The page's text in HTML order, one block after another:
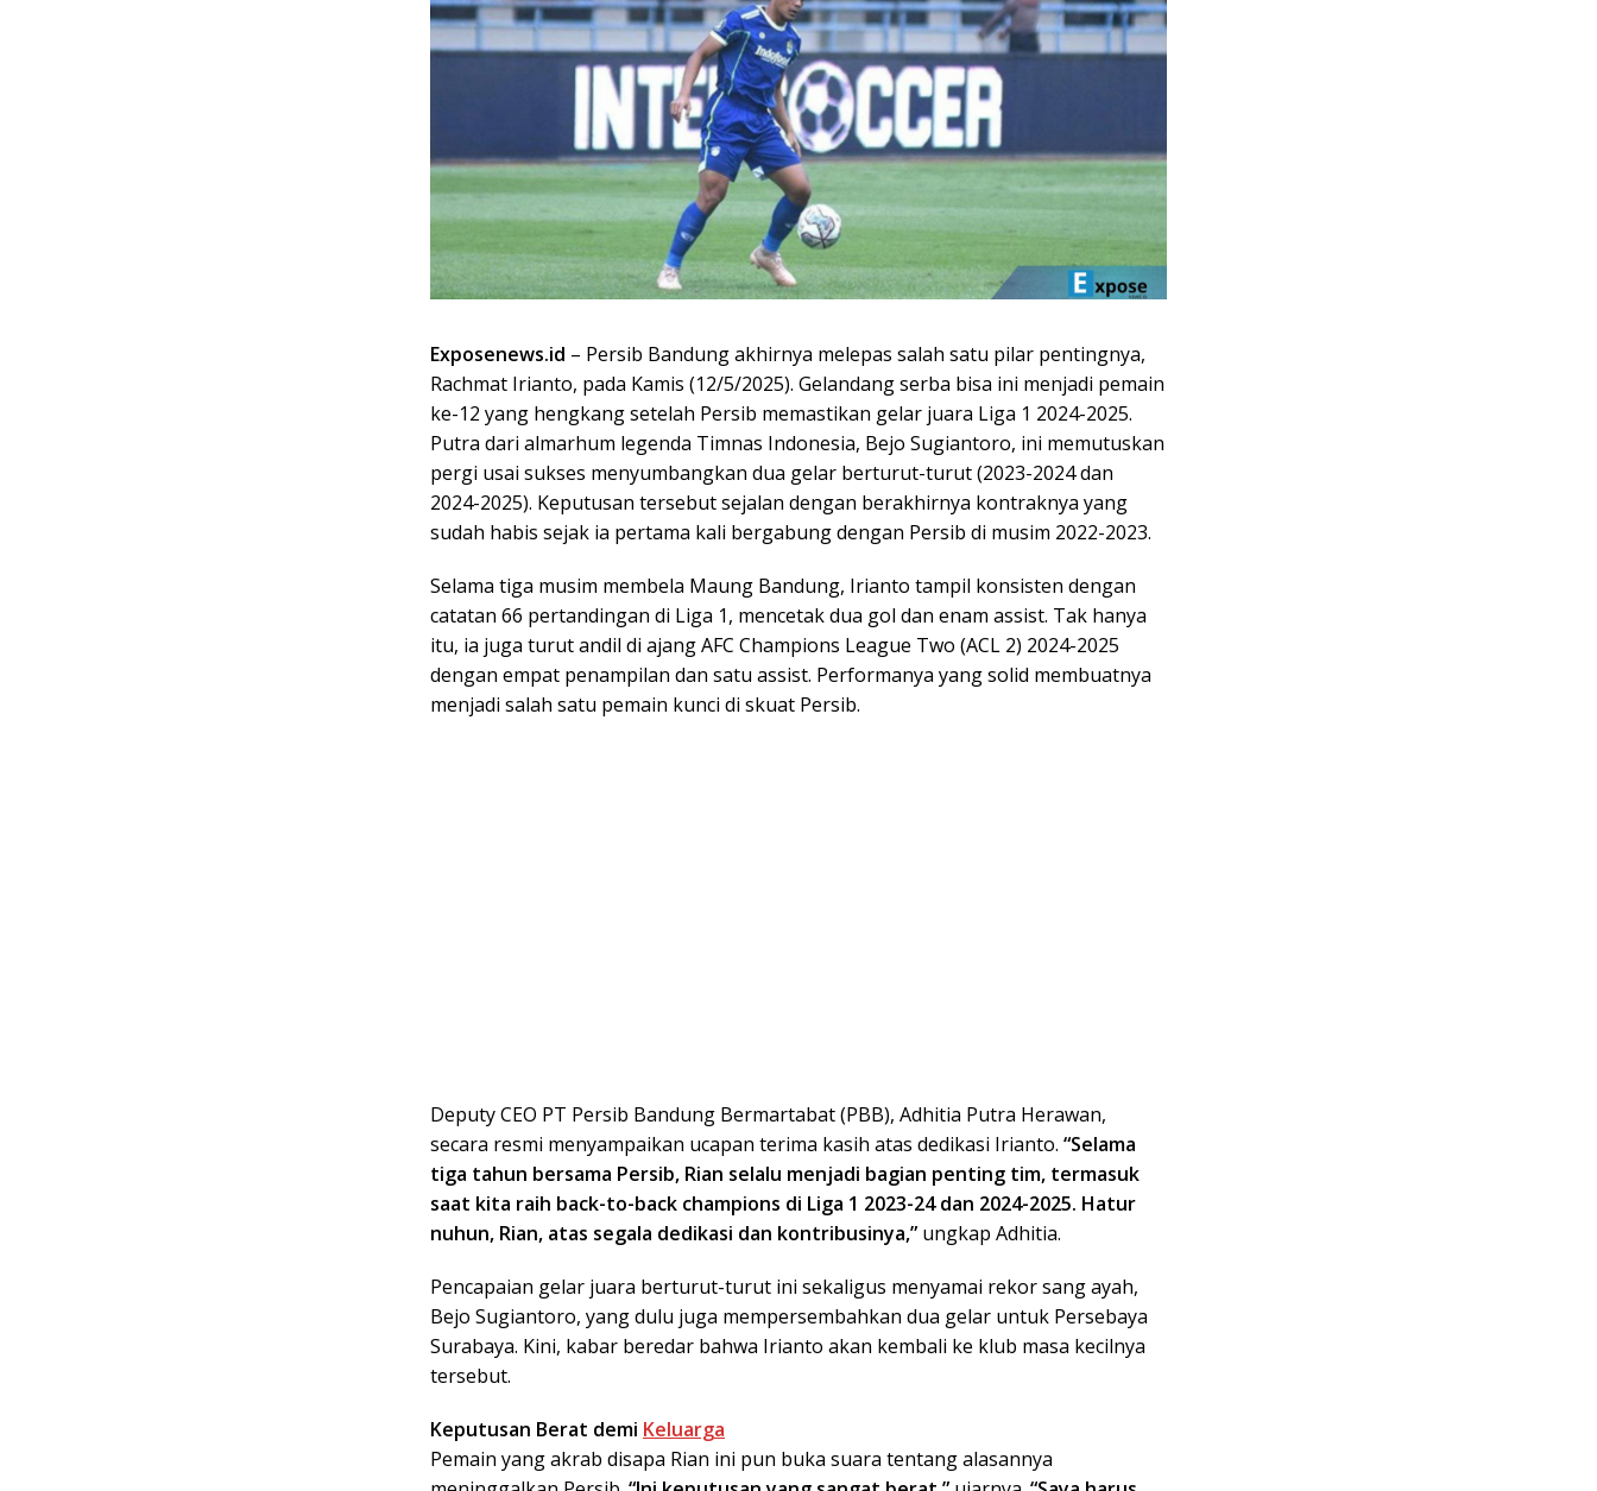
Exposenews.id – Persib Bandung akhirnya melepas salah satu pilar pentingnya,
Rachmat Irianto, pada Kamis (12/5/2025). Gelandang serba bisa ini menjadi pemain
ke-12 yang hengkang setelah Persib memastikan gelar juara Liga 1 2024-2025.
Putra dari almarhum legenda Timnas Indonesia, Bejo Sugiantoro, ini memutuskan
pergi usai sukses menyumbangkan dua gelar berturut-turut (2023-2024 dan
2024-2025). Keputusan tersebut sejalan dengan berakhirnya kontraknya yang
sudah habis sejak ia pertama kali bergabung dengan Persib di musim 2022-2023.
Selama tiga musim membela Maung Bandung, Irianto tampil konsisten dengan
catatan 66 pertandingan di Liga 1, mencetak dua gol dan enam assist. Tak hanya
itu, ia juga turut andil di ajang AFC Champions League Two (ACL 2) 2024-2025
dengan empat penampilan dan satu assist. Performanya yang solid membuatnya
menjadi salah satu pemain kunci di skuat Persib.
Deputy CEO PT Persib Bandung Bermartabat (PBB), Adhitia Putra Herawan,
secara resmi menyampaikan ucapan terima kasih atas dedikasi Irianto. “Selama
tiga tahun bersama Persib, Rian selalu menjadi bagian penting tim, termasuk
saat kita raih back-to-back champions di Liga 1 2023-24 dan 2024-2025. Hatur
nuhun, Rian, atas segala dedikasi dan kontribusinya,” ungkap Adhitia.
Pencapaian gelar juara berturut-turut ini sekaligus menyamai rekor sang ayah,
Bejo Sugiantoro, yang dulu juga mempersembahkan dua gelar untuk Persebaya
Surabaya. Kini, kabar beredar bahwa Irianto akan kembali ke klub masa kecilnya
tersebut.
Keputusan Berat demi Keluarga
Pemain yang akrab disapa Rian ini pun buka suara tentang alasannya